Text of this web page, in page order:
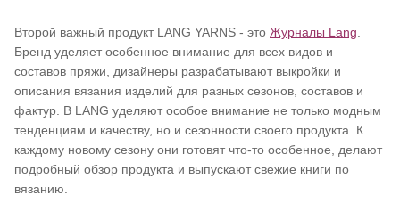
Второй важный продукт LANG YARNS - это Журналы Lang
Бренд уделяет особенное внимание для всех видов и
составов пряжи, дизайнеры разрабатывают выкройки и
описания вязания изделий для разных сезонов, составов и
фактур. В LANG уделяют особое внимание не только модным
тенденциям и качеству, но и сезонности своего продукта. К
каждому новому сезону они готовят что-то особенное, делают
подробный обзор продукта и выпускают свежие книги по
вязанию.